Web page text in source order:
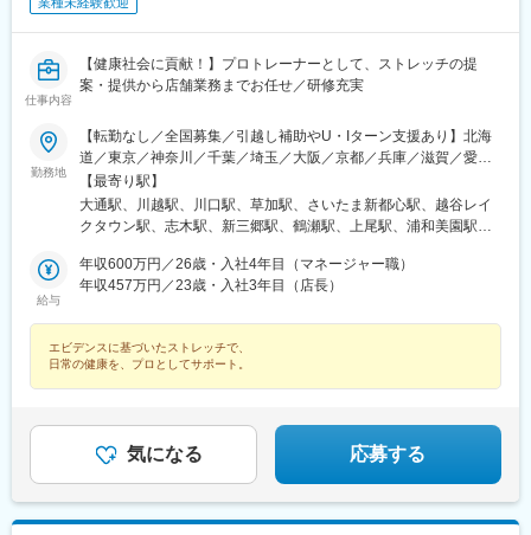
斎橋駅、北花田駅、大阪梅田駅(阪急線)、大阪梅田駅(阪神線)、河
内天美駅、京橋駅(大阪府)、天満橋駅、阿倍野駅(地下鉄)、淀屋橋
駅、森ノ宮駅、都島駅、摂津本山駅、仁川駅、鳴尾・武庫川女子
大前駅、御影駅(兵庫県・阪神線)、尼崎駅(東海道本線)、西宮北口
拝山駅、小倉駅(福岡県)、鴨宮駅、忍ケ丘駅、茶山・京都芸術大学
駅、和泉中央駅、自由が丘駅、幡ケ谷駅、下高井戸駅、学芸大学
駅、三軒茶屋駅、中目黒駅、下北沢駅、武蔵小杉駅、みなと元町
駅、千歳烏山駅、旧居留地・大丸前駅、元住吉駅、三宮・花時計
前駅、神戸駅(兵庫県)、加古川駅、恵比寿駅、御徒町駅、八王子
丁目駅、後楽園駅、ひばりケ丘駅(東京都)、倉敷駅、道場南口駅、
仙川駅、上大岡駅、練馬駅、成田駅、七道駅、鳩ケ谷駅、東札幌
駅、都電雑司ケ谷駅、神泉駅、住吉駅(東京都)、亀戸水神駅、京橋
駅(東京都)、曙橋駅、鮫洲駅、府中競馬正門前駅、牛込神楽坂駅、
京急蒲田駅、新御茶ノ水駅、越中島駅、国際展示場駅、淡路町
駅、六本木一丁目駅、乃木坂駅、井の頭公園駅、銀座駅、西武新
駅、大崎広小路駅、二子新地駅、大森海岸駅、大塚駅前駅、溝の
口駅、新高島駅、桜木町駅、元町・中華街駅、下飯田駅、石上
駅、糸貫駅、近鉄名古屋駅、栄町駅(愛知県)、西高蔵駅、矢田駅
(愛知県)、木曽川駅、東海通駅、新豊橋駅、京都駅、祇園四条駅、
鞍馬口駅、北新地駅、谷町九丁目駅、日本橋駅(大阪府)、天王寺駅
仕事内容
【健康社会に貢献！】プロトレーナーとして、ストレッチの提
案・提供から店舗業務までお任せ／研修充実
勤務地
【転勤なし／全国募集／引越し補助やU・Iターン支援あり】北海
道／東京／神奈川／千葉／埼玉／大阪／京都／兵庫／滋賀／愛知
／岐阜／福岡／広島／岡山＜新店舗続々オープン＞愛知、東京、
埼玉、大阪など◎勤務地の希望考慮◎U・Iターン歓迎◎引っ越し
手当（上限35万円まで）※規定あり※以下店舗への配属の場合は、
由が丘・幡ヶ谷 ・下高井戸・学芸大学・三軒茶屋・中目黒・下北
沢・千歳烏山・恵比寿・BINO御徒町・八王子・月島・ヨドバシ
口・ひばりが丘パルコ・仙川・練馬└神奈川：武蔵小杉・元住
吉・上大岡京急└千葉：イオンモール成田└兵庫：神戸元町・三宮
トアロード・三宮・デュオこうべ・ニッケパークタウン加古川・
姫路・イオンモール神戸北└広島：広島本通・ゆめタウン広島└岡
【最寄り駅】
大通駅、川越駅、川口駅、草加駅、さいたま新都心駅、越谷レイ
クタウン駅、志木駅、新三郷駅、鶴瀬駅、上尾駅、浦和美園駅、
田馬場駅、吉祥寺駅、池袋駅、渋谷駅、錦糸町駅、亀戸駅、東京
駅、新宿駅(東京メトロ)、南大沢駅、宝町駅(東京都)、四谷三丁目
駅(東京都)、六本木駅、木場駅(東京都)、有楽町駅、新宿西口駅、
日本橋駅(東京都)、高円寺駅、町田駅、東中野駅、虎ノ門ヒルズ
学駅、相模大野駅、武蔵溝ノ口駅、戸塚駅、横浜駅、茅ケ崎駅、
みなとみらい駅、新百合ケ丘駅、平塚駅、橋本駅(神奈川県)、二俣
川駅、中央林間駅、石川町駅、ゆめが丘駅、藤沢駅、日吉駅(神奈
川県)、東戸塚駅、モレラ岐阜駅、美濃青柳駅、名鉄名古屋駅、名
古屋駅、栄駅(愛知県)、久屋大通駅、矢場町駅、国際センター駅、
給与
年収600万円／26歳・入社4年目（マネージャー職）
年収457万円／23歳・入社3年目（店長）
エビデンスに基づいたストレッチで、
日常の健康を、プロとしてサポート。
気になる 応募する